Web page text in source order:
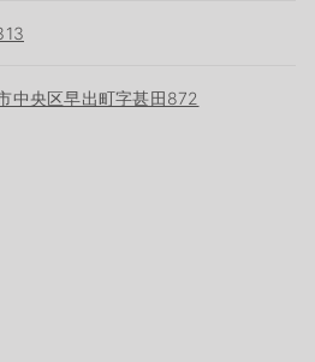
中央区早出町字甚田872